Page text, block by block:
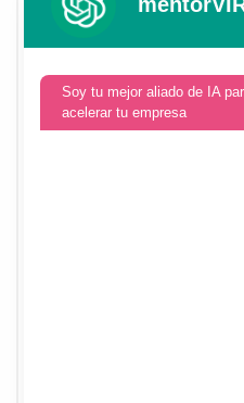
Soy tu mejor aliado de IA
acelerar tu empresa